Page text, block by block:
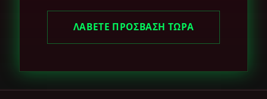
ΛΆΒΕΤΕ ΠΡΌΣΒΑΣΗ ΤΩΡΑ